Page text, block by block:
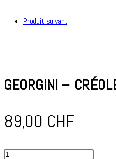
Produit suivant
GEORGINI –
89,00 CHF
quantité